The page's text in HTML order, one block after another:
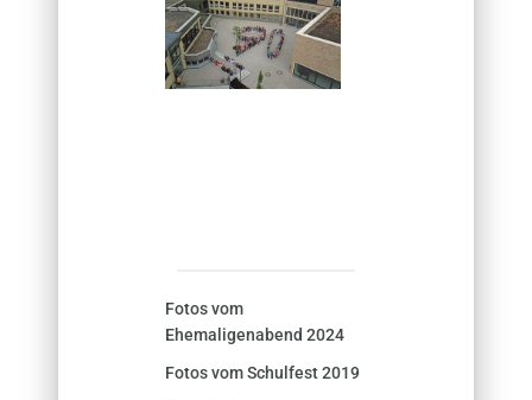
Fotos vom
Ehemaligenabend 2024
Fotos vom Schulfest 2019